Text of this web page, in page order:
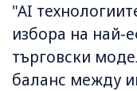
"AI
избора на най-
търговски
баланс между